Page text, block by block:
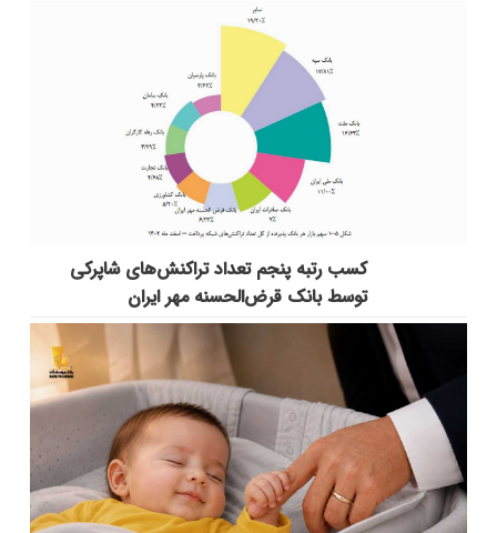
کسب رتبه پنجم تعداد تراکنش‌های شاپرکی
توسط بانک قرض‌الحسنه مهر ایران